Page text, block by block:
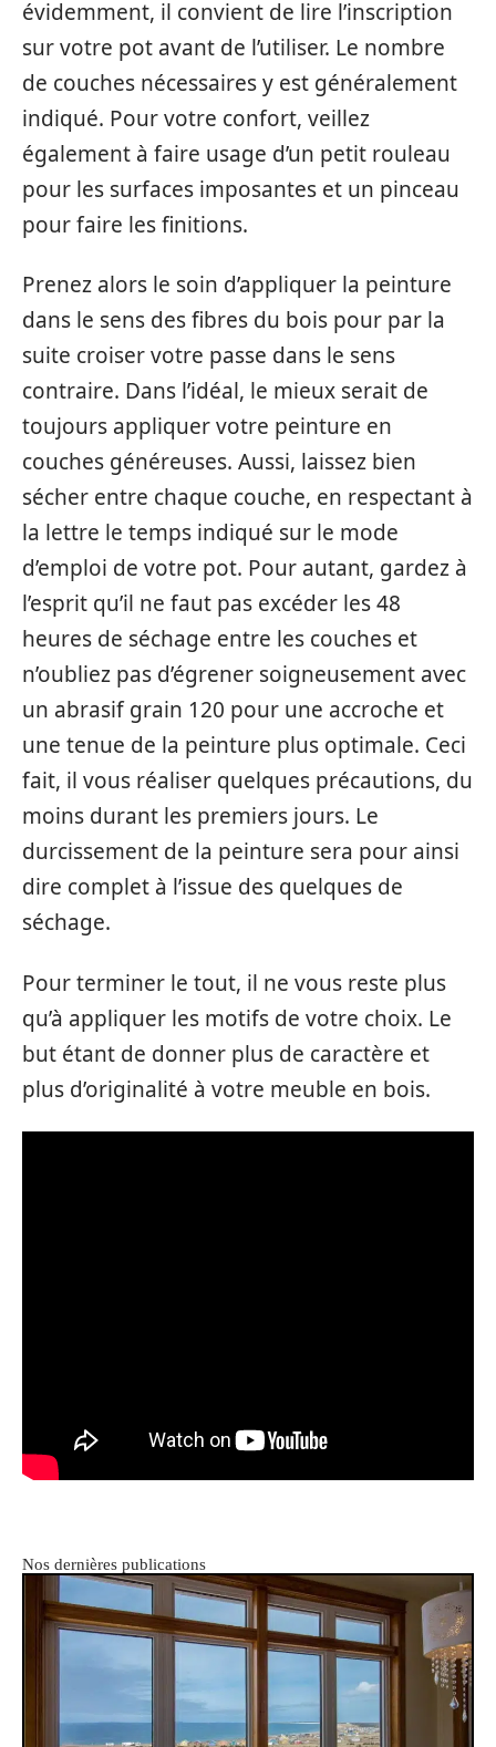
évidemment, il convient de lire l’inscription
sur votre pot avant de l’utiliser. Le nombre
de couches nécessaires y est généralement
indiqué. Pour votre confort, veillez
également à faire usage d’un petit rouleau
pour les surfaces imposantes et un pinceau
pour faire les finitions.
Prenez alors le soin d’appliquer la peinture
dans le sens des fibres du bois pour par la
suite croiser votre passe dans le sens
contraire. Dans l’idéal, le mieux serait de
toujours appliquer votre peinture en
couches généreuses. Aussi, laissez bien
sécher entre chaque couche, en respectant à
la lettre le temps indiqué sur le mode
d’emploi de votre pot. Pour autant, gardez à
l’esprit qu’il ne faut pas excéder les 48
heures de séchage entre les couches et
n’oubliez pas d’égrener soigneusement avec
un abrasif grain 120 pour une accroche et
une tenue de la peinture plus optimale. Ceci
fait, il vous réaliser quelques précautions, du
moins durant les premiers jours. Le
durcissement de la peinture sera pour ainsi
dire complet à l’issue des quelques de
séchage.
Pour terminer le tout, il ne vous reste plus
qu’à appliquer les motifs de votre choix. Le
but étant de donner plus de caractère et
plus d’originalité à votre meuble en bois.
Nos dernières publications